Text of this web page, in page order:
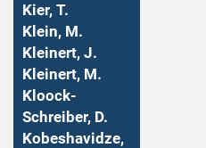
Kier, T.
Klein, M.
Kleinert, J.
Kleinert, M.
Kloock-
Schreiber, D.
Kobeshavidze,